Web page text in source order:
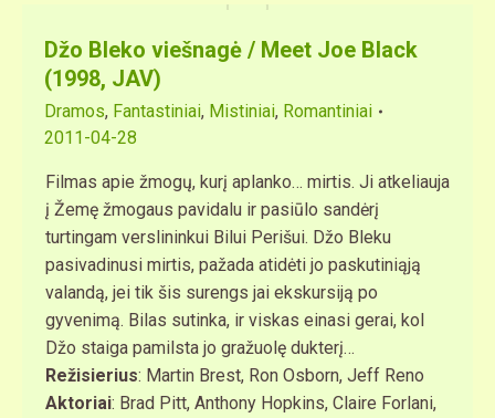
Džo Bleko viešnagė / Meet Joe Black
(1998, JAV)
Dramos, Fantastiniai, Mistiniai, Romantiniai
2011-04-28
Filmas apie žmogų, kurį aplanko… mirtis. Ji atkeliauja
į Žemę žmogaus pavidalu ir pasiūlo sandėrį
turtingam verslininkui Bilui Perišui. Džo Bleku
pasivadinusi mirtis, pažada atidėti jo paskutiniąją
valandą, jei tik šis surengs jai ekskursiją po
gyvenimą. Bilas sutinka, ir viskas einasi gerai, kol
Džo staiga pamilsta jo gražuolę dukterį…
Režisierius: Martin Brest, Ron Osborn, Jeff Reno
Aktoriai: Brad Pitt, Anthony Hopkins, Claire Forlani,